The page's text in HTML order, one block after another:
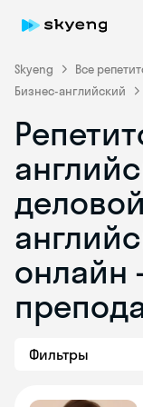
Skyeng Все
Бизнес-английский
онлайн
Фильтры
Skyeng Chat